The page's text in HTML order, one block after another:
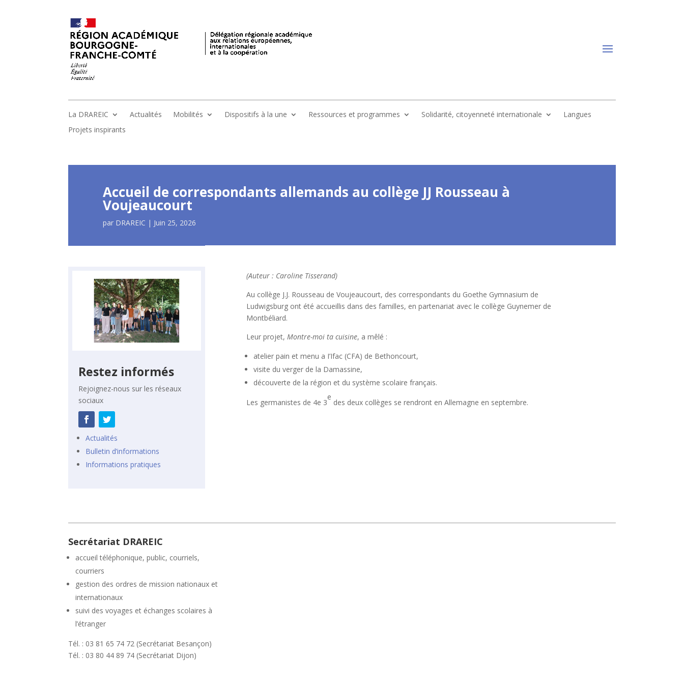
La DRAREIC Actualités Mobilités Dispositifs à la une Ressources et programmes Solidarité, citoyenneté internationale
Langues
Projets inspirants
Accueil de correspondants allemands au collège JJ Rousseau à
Voujeaucourt
par DRAREIC | Juin 25, 2026
Restez informés
Rejoignez-nous sur les réseaux
sociaux
Actualités
Bulletin d’informations
Informations pratiques
(Auteur : Caroline Tisserand)
Au collège J.J. Rousseau de Voujeaucourt, des correspondants du Goethe Gymnasium de
Ludwigsburg ont été accueillis dans des familles, en partenariat avec le collège Guynemer de
Montbéliard.
Leur projet, Montre-moi ta cuisine, a mêlé :
atelier pain et menu a I’Ifac (CFA) de Bethoncourt,
visite du verger de la Damassine,
découverte de la région et du système scolaire français.
Les germanistes de 4e 3
e
des deux collèges se rendront en Allemagne en septembre.
Secrétariat DRAREIC
accueil téléphonique, public, courriels,
courriers
gestion des ordres de mission nationaux et
internationaux
suivi des voyages et échanges scolaires à
l’étranger
Tél. : 03 81 65 74 72 (Secrétariat Besançon)
Tél. : 03 80 44 89 74 (Secrétariat Dijon)